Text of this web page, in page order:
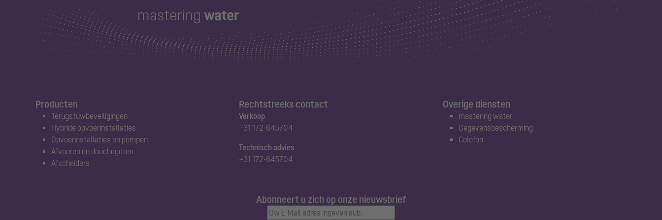
Producten
Terugstuwbeveiligingen
Hybride opvoerinstallaties
Opvoerinstallaties en pompen
Afvoeren en douchegoten
Afscheiders
Rechtstreeks contact
Verkoop
+31 172-645704
Technisch advies
+31 172-645704
Abonneert u zich op onze nieuwsbrief
Overige diensten
mastering water
Gegevensbescherming
Colofon